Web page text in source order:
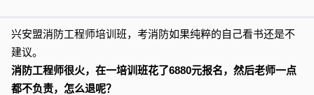
兴安盟消防工程师培训班，考消防如果纯粹的自己看书还是不
建议。
消防工程师很火，在一培训班花了6880元报名，然后老师一点
都不负责，怎么退呢？